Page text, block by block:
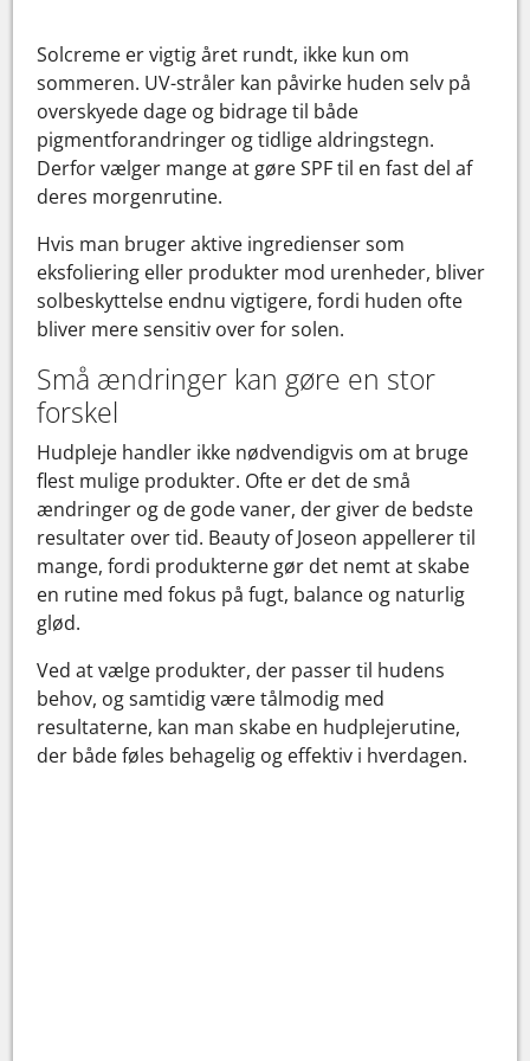
Solcreme er vigtig året rundt, ikke kun om
sommeren. UV-stråler kan påvirke huden selv på
overskyede dage og bidrage til både
pigmentforandringer og tidlige aldringstegn.
Derfor vælger mange at gøre SPF til en fast del af
deres morgenrutine.
Hvis man bruger aktive ingredienser som
eksfoliering eller produkter mod urenheder, bliver
solbeskyttelse endnu vigtigere, fordi huden ofte
bliver mere sensitiv over for solen.
Små ændringer kan gøre en stor
forskel
Hudpleje handler ikke nødvendigvis om at bruge
flest mulige produkter. Ofte er det de små
ændringer og de gode vaner, der giver de bedste
resultater over tid. Beauty of Joseon appellerer til
mange, fordi produkterne gør det nemt at skabe
en rutine med fokus på fugt, balance og naturlig
glød.
Ved at vælge produkter, der passer til hudens
behov, og samtidig være tålmodig med
resultaterne, kan man skabe en hudplejerutine,
der både føles behagelig og effektiv i hverdagen.